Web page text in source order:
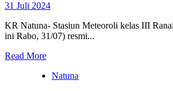
31 Juli 2024
KR Natuna- Stasiun Meteoroli kelas III
ini Rabo, 31/07) resmi...
Read More
Natuna